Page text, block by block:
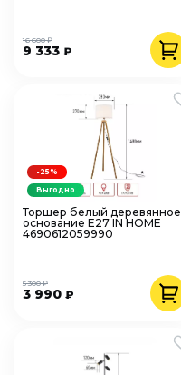
9 333 ₽
16 600 ₽
Торшер белый деревянное
основание Е27 IN HOME
4690612059990
3 990 ₽
5 300 ₽
-25%
Выгодно